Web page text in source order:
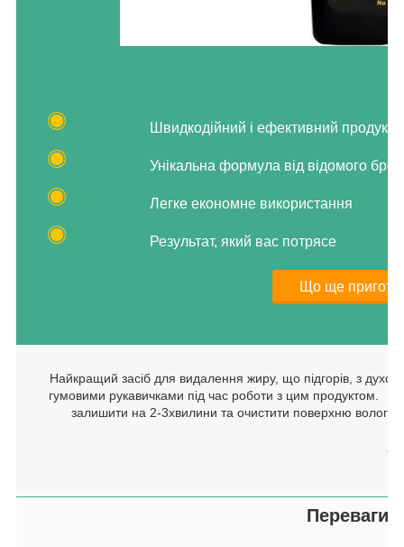
Швидкодійний і ефективний продукт
Унікальна формула від відомого
Легке економне використання
Результат, який вас потрясе
Що ще
Найкращий засіб для видалення жиру, що підгорів, з
гумовими рукавичками під час роботи з цим продуктом.
залишити на 2-3хвилини та очистити поверхню
Переваги